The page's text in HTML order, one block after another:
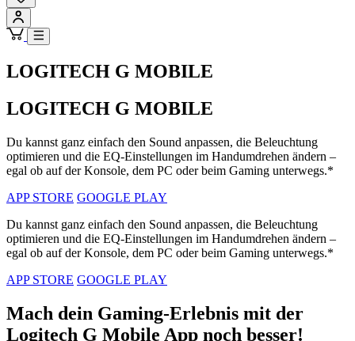
LOGITECH G MOBILE
LOGITECH G MOBILE
Du kannst ganz einfach den Sound anpassen, die Beleuchtung
optimieren und die EQ-Einstellungen im Handumdrehen ändern –
egal ob auf der Konsole, dem PC oder beim Gaming unterwegs.*
APP STORE GOOGLE PLAY
Du kannst ganz einfach den Sound anpassen, die Beleuchtung
optimieren und die EQ-Einstellungen im Handumdrehen ändern –
egal ob auf der Konsole, dem PC oder beim Gaming unterwegs.*
APP STORE GOOGLE PLAY
Mach dein Gaming-Erlebnis mit der
Logitech G Mobile App noch besser!